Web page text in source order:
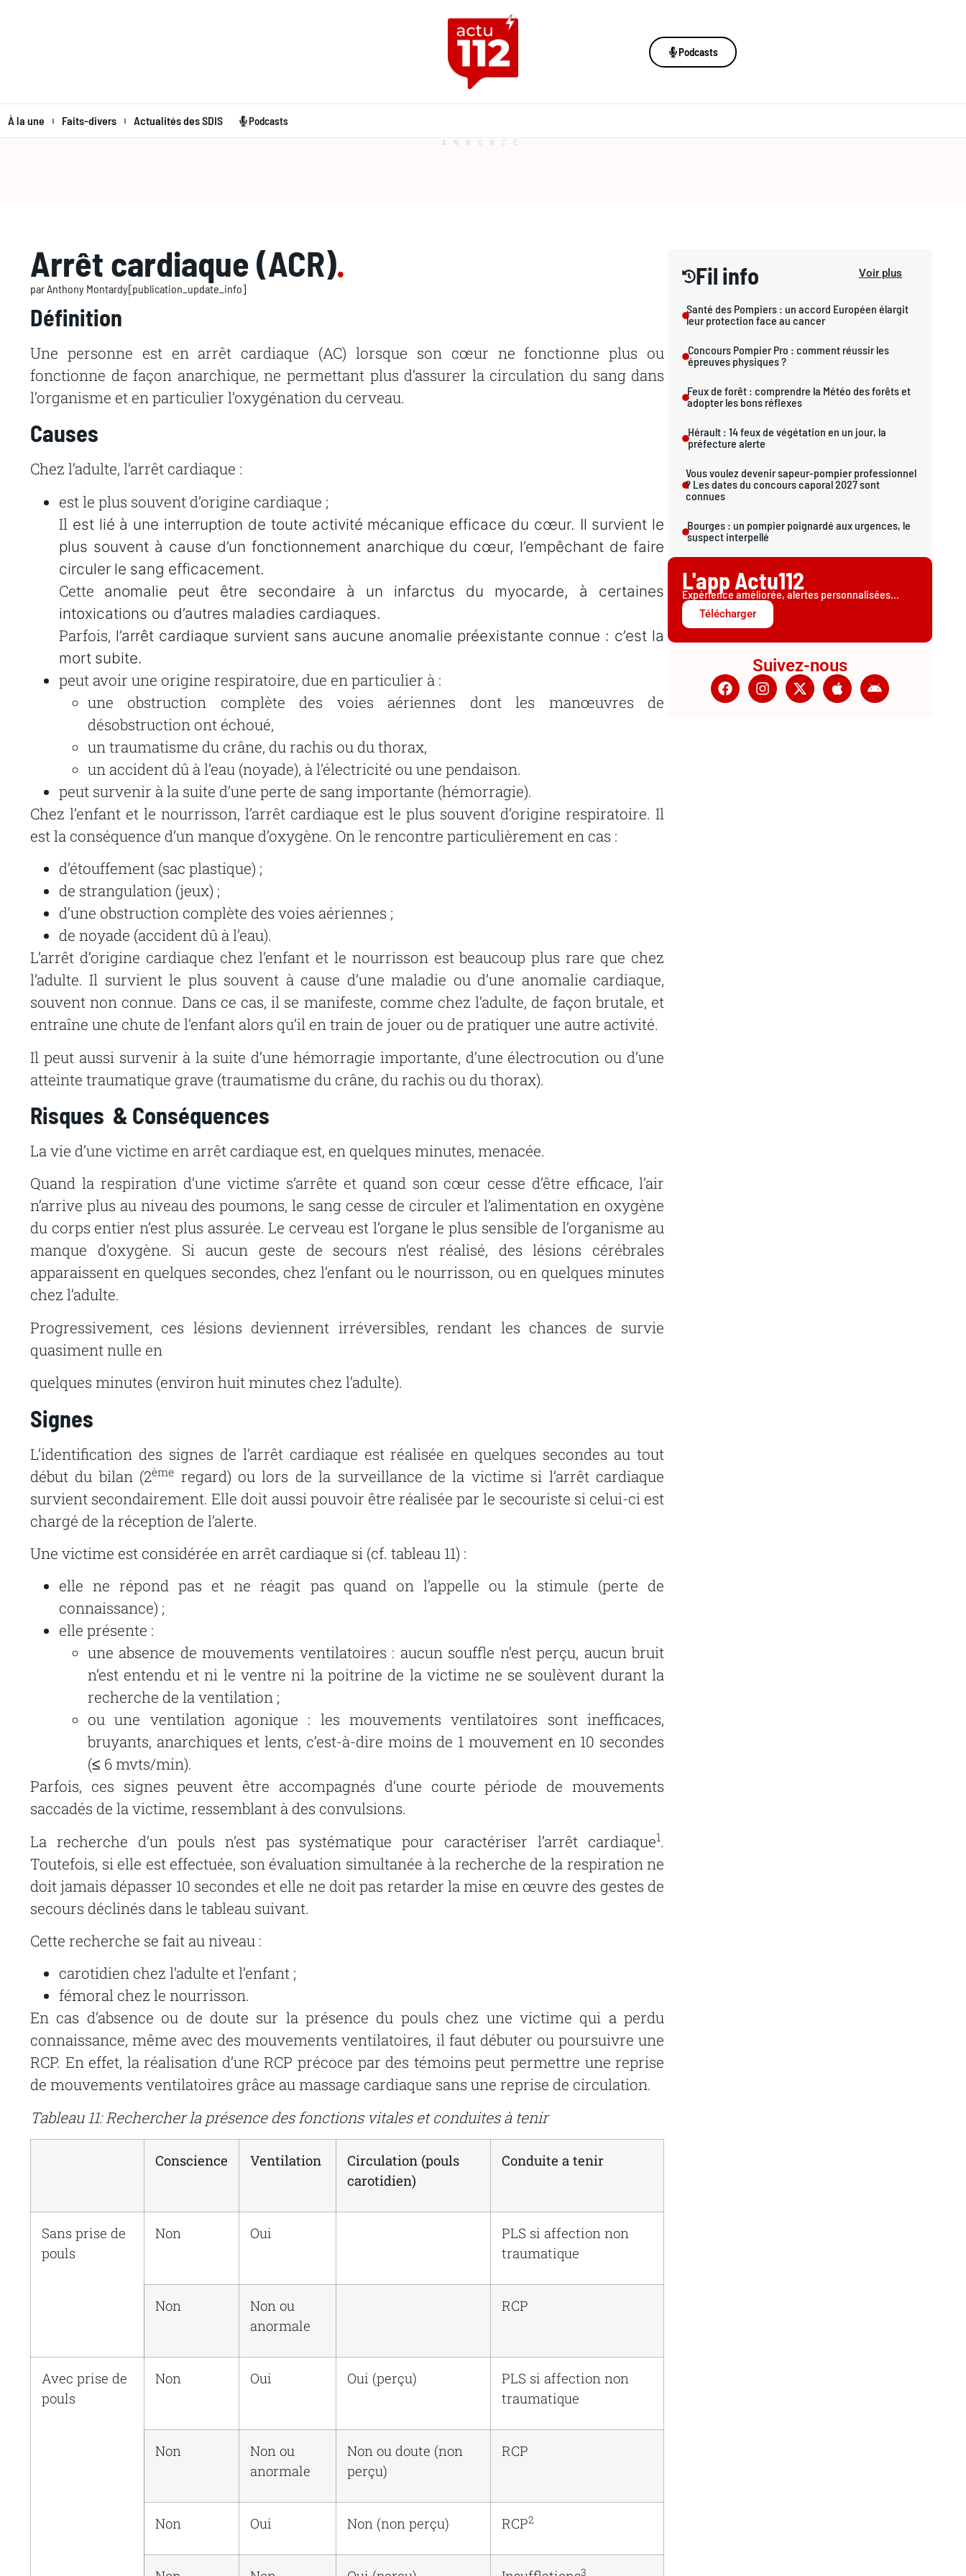
Podcasts
À la une Faits-divers Actualités des SDIS Podcasts
ANNONCE
Arrêt cardiaque (ACR).
parAnthony Montardy[publication_update_info]
Définition
Une personne est en arrêt cardiaque (AC) lorsque son cœur ne fonctionne plus ou
fonctionne de façon anarchique, ne permettant plus d’assurer la circulation du sang dans
l’organisme et enparticulier l’oxygénation du cerveau.
Causes
Chez l’adulte, l’arrêt cardiaque :
estle plus souvent d’origine cardiaque ;
Il est lié à une interruption de toute activité mécanique efficace du cœur. Il survient le
plus souvent à cause d’un fonctionnement anarchique du cœur, l’empêchant de faire
circuler le sang efficacement.
Cette anomalie peut être secondaire à un infarctus du myocarde, à certaines
intoxications ou d’autres maladies cardiaques.
Parfois, l’arrêt cardiaque survient sans aucune anomalie préexistante connue : c’est la
mort subite.
peut avoir une origine respiratoire, due enparticulier à :
une
obstruction complète des voies aériennes dont les manœuvres
de
désobstruction ont échoué,
untraumatisme du crâne, durachis ou duthorax,
un accident dû à l’eau (noyade), à l’électricité ou une pendaison.
peut survenir àla suite d’une perte de sangimportante (hémorragie).
Chez l’enfant et le nourrisson, l’arrêt cardiaque est le plus souvent d’origine respiratoire. Il
estla conséquence d’unmanque d’oxygène. Onle rencontre particulièrement en cas :
d’étouffement (sac plastique) ;
de strangulation (jeux) ;
d’une obstruction complète des voies aériennes ;
de noyade (accident dû àl’eau).
L’arrêt d’origine cardiaque chez l’enfant et le nourrisson est beaucoup plus rare que chez
l’adulte. Il survient le plus souvent à cause d’une maladie ou d’une anomalie cardiaque,
souvent non connue. Dans ce cas, il se manifeste, comme chez l’adulte, de façon brutale, et
entraîne une chute de l’enfant alors qu’il entrain de jouer ou de pratiquer une autre activité.
Il peut aussi survenir à la suite d’une hémorragie importante, d’une électrocution ou d’une
atteinte traumatique grave (traumatisme du crâne, du rachis ou du thorax).
Risques & Conséquences
Lavie d’une victime en arrêt cardiaque est, en quelques minutes, menacée.
Quand la respiration d’une victime s’arrête et quand son cœur cesse d’être efficace, l’air
n’arrive plus au niveau des poumons, le sang cesse de circuler et l’alimentation en oxygène
du corps entier n’est plus assurée. Le cerveau est l’organe le plus sensible de l’organisme au
manque d’oxygène. Si aucun geste de secours n’est réalisé, des lésions
cérébrales
apparaissent en quelques secondes, chez l’enfant ou le nourrisson, ou en quelques minutes
chez l’adulte.
Progressivement, ces lésions deviennent irréversibles, rendant les chances de survie
quasimentnulle en
quelques minutes (environhuitminutes chez l’adulte).
Signes
L’identification des signes de l’arrêt cardiaque est réalisée en quelques secondes au tout
début du bilan (2ème regard) ou lors de la surveillance de la victime si l’arrêt cardiaque
survient secondairement. Elle doit aussi pouvoir être réalisée par le secouriste si celui-ci est
chargé de la réception de l’alerte.
Une victime est considérée en arrêt cardiaque si (cf. tableau 11) :
elle ne répond pas et ne réagit pas quand on l’appelle ou la stimule (perte de
connaissance) ;
elle présente :
une absence de mouvements ventilatoires : aucun souffle n’est perçu, aucun bruit
n’est entendu et ni le ventre ni la poitrine de la victime ne se soulèvent durant la
recherche de laventilation ;
ou une ventilation agonique : les mouvements ventilatoires sont inefficaces,
bruyants, anarchiques et lents, c’est-à-dire moins de 1 mouvement en 10 secondes
(≤ 6mvts/min).
Parfois, ces signes peuvent être accompagnés d’une courte période de mouvements
saccadés de la victime, ressemblant à des convulsions.
La recherche d’un pouls n’est pas systématique pour caractériser l’arrêt cardiaque1.
Toutefois, si elle est effectuée, son évaluation simultanée àla recherche de la respirationne
doit jamais dépasser 10 secondes et elle ne doitpas retarder lamise en œuvre des gestes de
secours déclinés dans le tableau suivant.
Cette recherche se fait auniveau :
carotidien chez l’adulte et l’enfant ;
fémoral chez le nourrisson.
En cas d’absence ou de doute sur la présence du pouls chez une victime qui a perdu
connaissance, même avec des mouvements ventilatoires, il faut débuter ou poursuivre une
RCP. En effet, la réalisation d’une RCP précoce par des témoins peut permettre une reprise
de mouvements ventilatoires grâce aumassage cardiaque sans une reprise de circulation.
Tableau 11: Rechercher la présence des fonctions vitales et conduites à tenir
Conscience Ventilation Circulation (pouls
carotidien)
Conduite a tenir
Sans prise de
pouls
Non Oui PLS si affection non
traumatique
Non
Non ou
anormale
RCP
Avec prise de
pouls
Non Oui Oui (perçu) PLS si affection non
traumatique
Non
Non ou
anormale
Non ou doute (non
perçu)
RCP
Non Oui Non (non perçu) RCP2
3
Fil info Voir plus
Santé des Pompiers : un accord Européen élargit
leur protection face au cancer
Concours Pompier Pro : comment réussir les
épreuves physiques ?
Feux de forêt : comprendre la Météo des forêts et
adopter les bons réflexes
Hérault : 14 feux de végétation en un jour, la
préfecture alerte
Vous voulez devenir sapeur-pompier professionnel
? Les dates du concours caporal 2027 sont
connues
Bourges : un pompier poignardé aux urgences, le
suspect interpellé
L'app Actu112
Expérience améliorée, alertes personnalisées...
Télécharger
Suivez-nous